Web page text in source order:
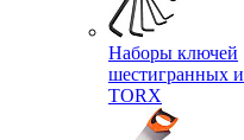
Наборы ключей
шестигранных и
TORX